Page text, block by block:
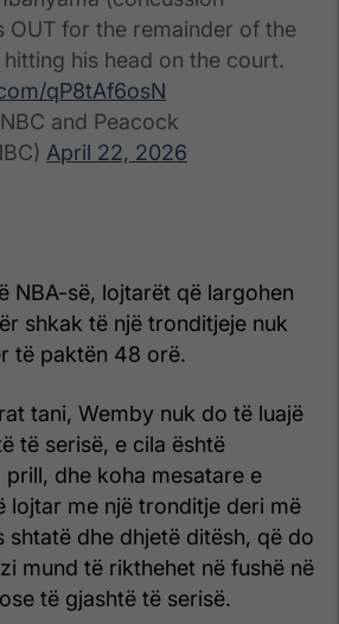
OUT for the remainder of the
his head on the court.
qP8tAf6osN
and Peacock
April 22, 2026
NBA-së, lojtarët që largohen
shkak të një tronditjeje nuk
të paktën 48 orë.
tani, Wemby nuk do të luajë
të serisë, e cila është
dhe koha mesatare e
lojtar me një tronditje deri më
shtatë dhe dhjetë ditësh, që do
mund të rikthehet në fushë në
të gjashtë të serisë.